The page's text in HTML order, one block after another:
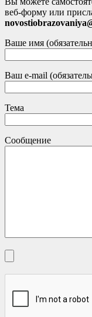
веб-форму или
Ваше имя
Ваш e-mail
Тема
Сообщение